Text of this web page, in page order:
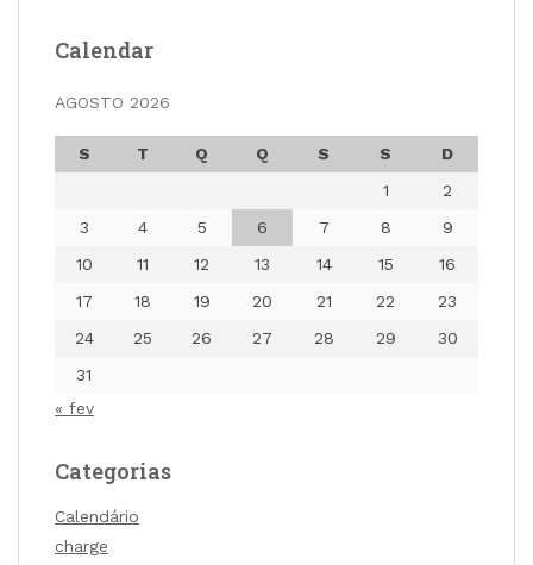
Calendar
AGOSTO 2026
S T Q Q S S
D
1
2
3
4 5 6 7 8
9
10
11 12 13 14 15
16
17
18 19 20 21 22
23
24
25 26 27 28 29
30
31
« fev
Categorias
Calendário
charge